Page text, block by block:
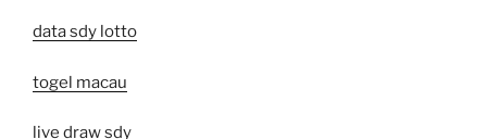
data sdy lotto
togel macau
live draw sdy